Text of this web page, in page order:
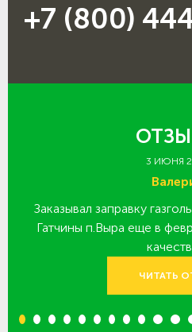
+7 (800)
3 ИЮНЯ
Заказывал заправку
Гатчины п.Выра еще в
ЧИТАТЬ
1 2 3 4 5 6 7 8 9 10 11